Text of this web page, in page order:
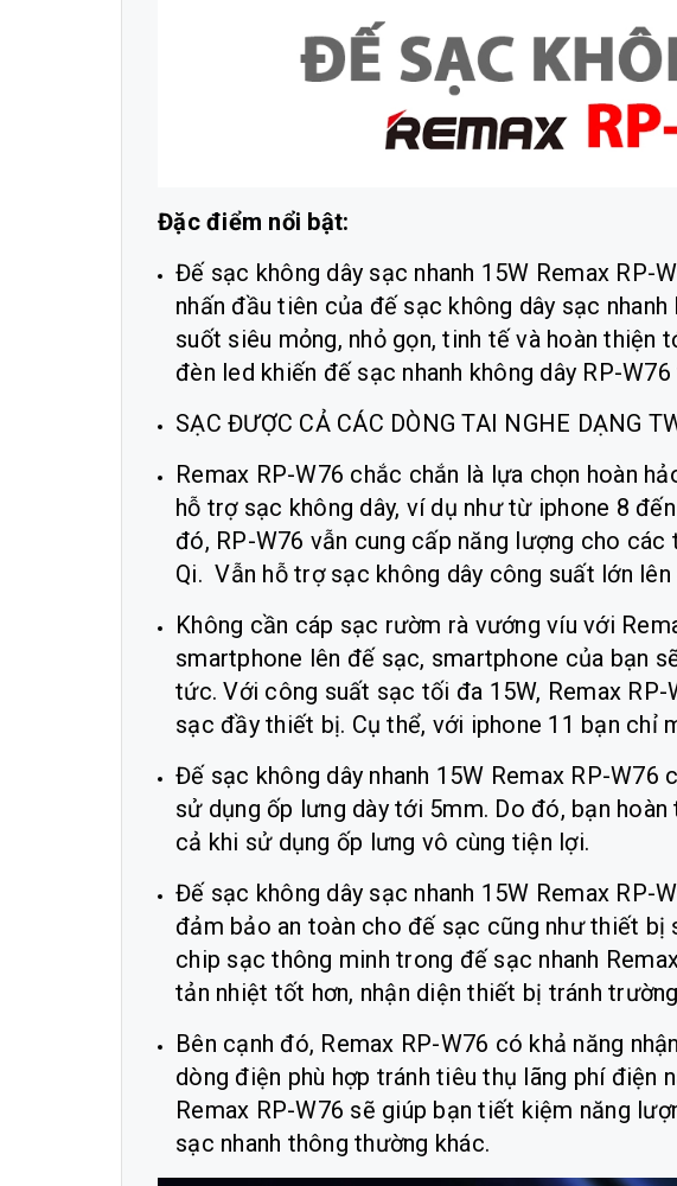
Đặc điểm nổi bật:
Đế sạc không dây sạc nhanh 15W Remax RP-
nhấn đầu tiên của đế sạc không dây sạc
suốt siêu mỏng, nhỏ gọn, tinh tế và hoàn
đèn led khiến đế sạc nhanh không dây RP-
SẠC ĐƯỢC CẢ CÁC DÒNG TAI NGHE DẠNG
Remax RP-W76 chắc chắn là lựa chọn hoàn
hỗ trợ sạc không dây, ví dụ như từ iphone 8
đó, RP-W76 vẫn cung cấp năng lượng cho
Qi. Vẫn hỗ trợ sạc không dây công suất lớn lên
Không cần cáp sạc rườm rà vướng víu với
smartphone lên đế sạc, smartphone của bạn
tức. Với công suất sạc tối đa 15W, Remax
sạc đầy thiết bị. Cụ thể, với iphone 11 bạn chỉ
Đế sạc không dây nhanh 15W Remax RP-W76
sử dụng ốp lưng dày tới 5mm. Do đó, bạn
cả khi sử dụng ốp lưng vô cùng tiện lợi.
Đế sạc không dây sạc nhanh 15W Remax
đảm bảo an toàn cho đế sạc cũng như thiết bị
chip sạc thông minh trong đế sạc nhanh
tản nhiệt tốt hơn, nhận diện thiết bị tránh
Bên cạnh đó, Remax RP-W76 có khả năng
dòng điện phù hợp tránh tiêu thụ lãng phí điện
Remax RP-W76 sẽ giúp bạn tiết kiệm năng
sạc nhanh thông thường khác.